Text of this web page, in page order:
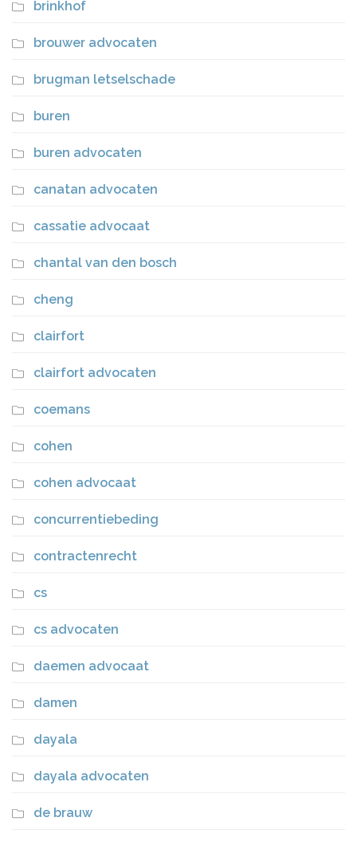
brinkhof
brouwer advocaten
brugman letselschade
buren
buren advocaten
canatan advocaten
cassatie advocaat
chantal van den bosch
cheng
clairfort
clairfort advocaten
coemans
cohen
cohen advocaat
concurrentiebeding
contractenrecht
cs
cs advocaten
daemen advocaat
damen
dayala
dayala advocaten
de brauw